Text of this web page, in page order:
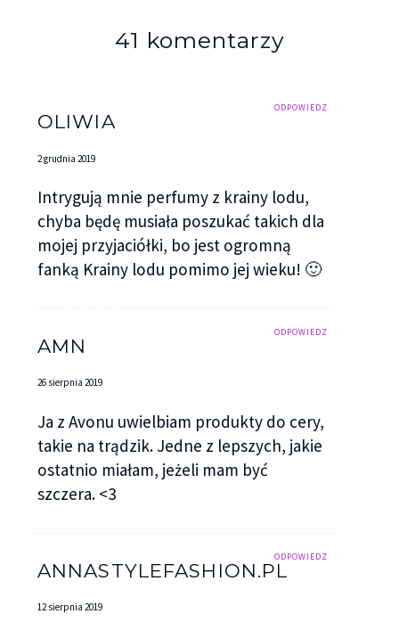
41 komentarzy
ODPOWIEDZ
OLIWIA
2 grudnia 2019
Intrygują mnie perfumy z krainy lodu,
chyba będę musiała poszukać takich dla
mojej przyjaciółki, bo jest ogromną
fanką Krainy lodu pomimo jej wieku! 🙂
ODPOWIEDZ
AMN
26 sierpnia 2019
Ja z Avonu uwielbiam produkty do cery,
takie na trądzik. Jedne z lepszych, jakie
ostatnio miałam, jeżeli mam być
szczera. <3
ODPOWIEDZ
ANNASTYLEFASHION.PL
12 sierpnia 2019